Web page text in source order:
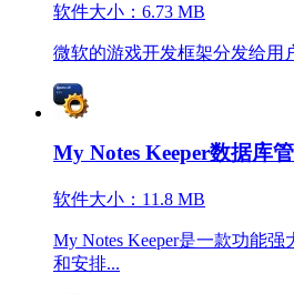
软件大小：6.73 MB
微软的游戏开发框架分发给用
My Notes Keeper数据库
软件大小：11.8 MB
My Notes Keeper是一款功能
和安排...